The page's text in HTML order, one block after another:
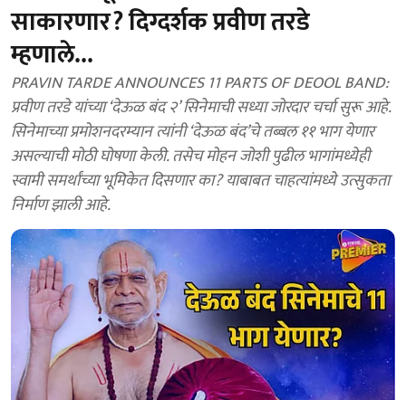
साकारणार? दिग्दर्शक प्रवीण तरडे
म्हणाले...
PRAVIN TARDE ANNOUNCES 11 PARTS OF DEOOL BAND:
प्रवीण तरडे यांच्या ‘देऊळ बंद २’ सिनेमाची सध्या जोरदार चर्चा सुरू आहे.
सिनेमाच्या प्रमोशनदरम्यान त्यांनी ‘देऊळ बंद’चे तब्बल ११ भाग येणार
असल्याची मोठी घोषणा केली. तसेच मोहन जोशी पुढील भागांमध्येही
स्वामी समर्थांच्या भूमिकेत दिसणार का? याबाबत चाहत्यांमध्ये उत्सुकता
निर्माण झाली आहे.